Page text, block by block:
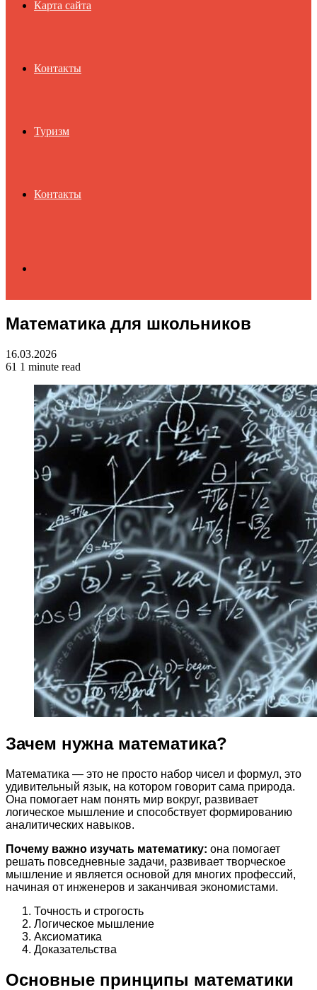
Карта сайта
Контакты
Туризм
Контакты
for
Математика для школьников
16.03.2026
61 1 minute read
Зачем нужна математика?
Математика — это не просто набор чисел и формул, это
удивительный язык, на котором говорит сама природа.
Она помогает нам понять мир вокруг, развивает
логическое мышление и способствует формированию
аналитических навыков.
Почему важно изучать математику: она помогает
решать повседневные задачи, развивает творческое
мышление и является основой для многих профессий,
начиная от инженеров и заканчивая экономистами.
Точность и строгость
Логическое мышление
Аксиоматика
Доказательства
Основные принципы математики